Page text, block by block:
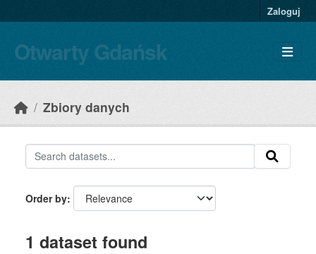
Zaloguj
Otwarty Gdańsk
Zbiory danych
Order by
1 dataset found